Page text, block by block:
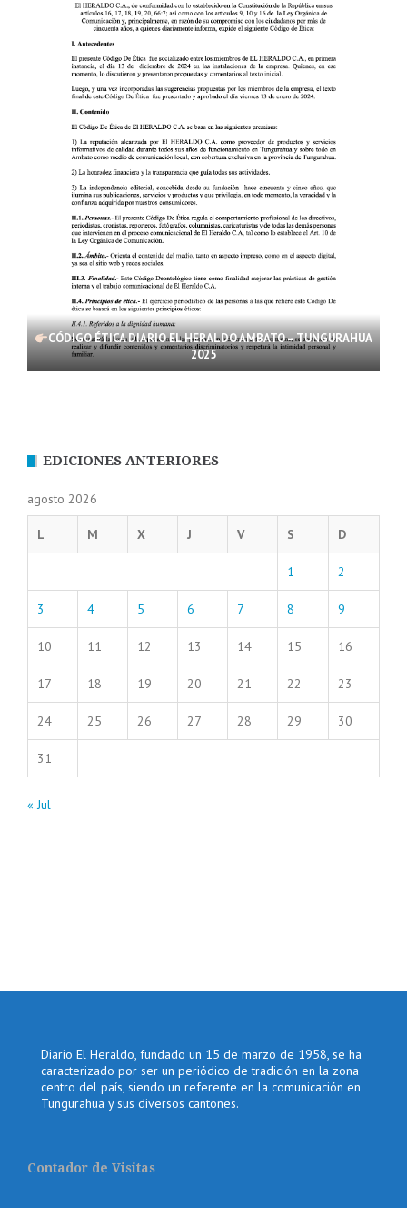
CÓDIGO ÉTICA DIARIO EL HERALDO AMBATO – TUNGURAHUA
2025
EDICIONES ANTERIORES
agosto 2026
L M X J V S D
1 2
3 4 5 6 7 8 9
10 11 12 13 14 15 16
17 18 19 20 21 22 23
24 25 26 27 28 29 30
31
« Jul
Diario El Heraldo, fundado un 15 de marzo de 1958, se ha
caracterizado por ser un periódico de tradición en la zona
centro del país, siendo un referente en la comunicación en
Tungurahua y sus diversos cantones.
Contador de Visitas